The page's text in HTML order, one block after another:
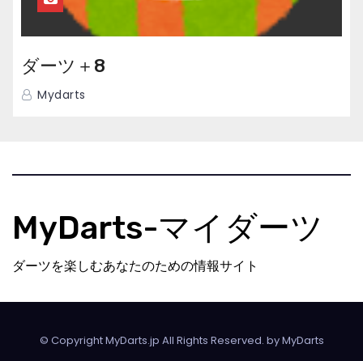
ダーツ＋8
Mydarts
MyDarts-マイダーツ
ダーツを楽しむあなたのための情報サイト
© Copyright MyDarts.jp All Rights Reserved. byMyDarts